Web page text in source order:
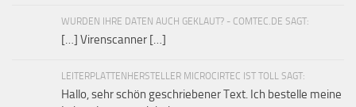
WURDEN IHRE DATEN AUCH GEKLAUT? - COMTEC.DE SAGT:
[…] Virenscanner […]
LEITERPLATTENHERSTELLER MICROCIRTEC IST TOLL SAGT:
Hallo, sehr schön geschriebener Text. Ich bestelle meine